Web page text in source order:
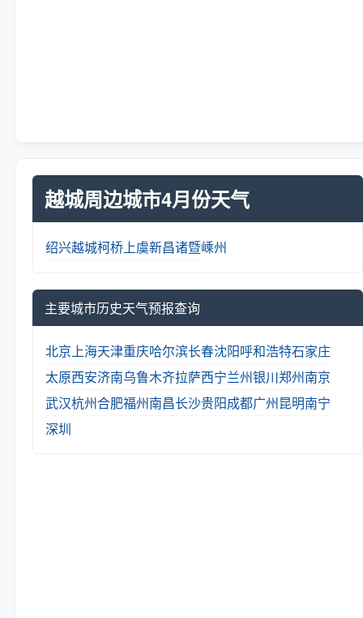
越城周边城市4月份天气
绍兴越城柯桥 上虞新昌诸暨嵊州
主要城市历史天气预报查询
北京 上海天津重庆哈尔滨长春沈阳呼和浩特石家庄
太原西安济南乌鲁木齐拉萨西宁兰州银川郑州南京
武汉杭州合肥福州南昌长沙贵阳成都广州昆明南宁
深圳